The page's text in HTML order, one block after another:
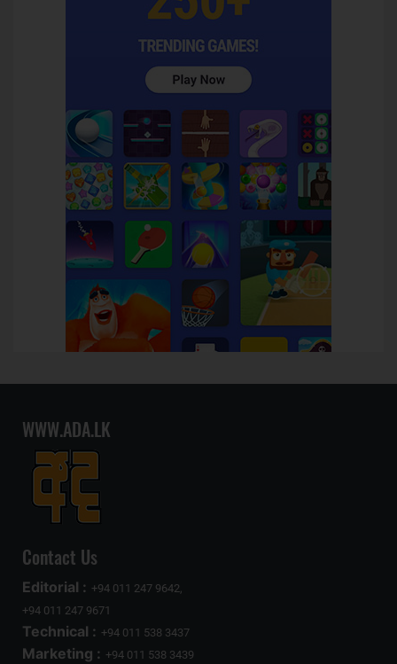
WWW.ADA.LK
Contact Us
Editorial : +94 011 247 9642,
+94 011 247 9671
Technical : +94 011 538 3437
Marketing : +94 011 538 3439